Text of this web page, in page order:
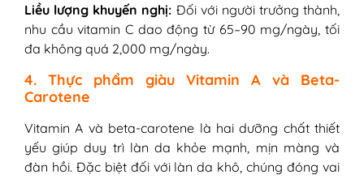
Liều lượng khuyến nghị: Đối với người trưởng thành,
nhu cầu vitamin C dao động từ 65–90 mg/ngày, tối
đa không quá 2,000 mg/ngày.
4. Thực phẩm giàu Vitamin A và Beta-
Carotene
Vitamin A và beta-carotene là hai dưỡng chất thiết
yếu giúp duy trì làn da khỏe mạnh, mịn màng và
đàn hồi. Đặc biệt đối với làn da khô, chúng đóng vai